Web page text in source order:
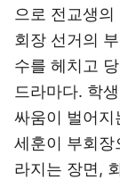
으로 전교생
회장 선거의
수를 헤치고
드라마다. 학
싸움이 벌어지
세훈이 부회
라지는 장면,